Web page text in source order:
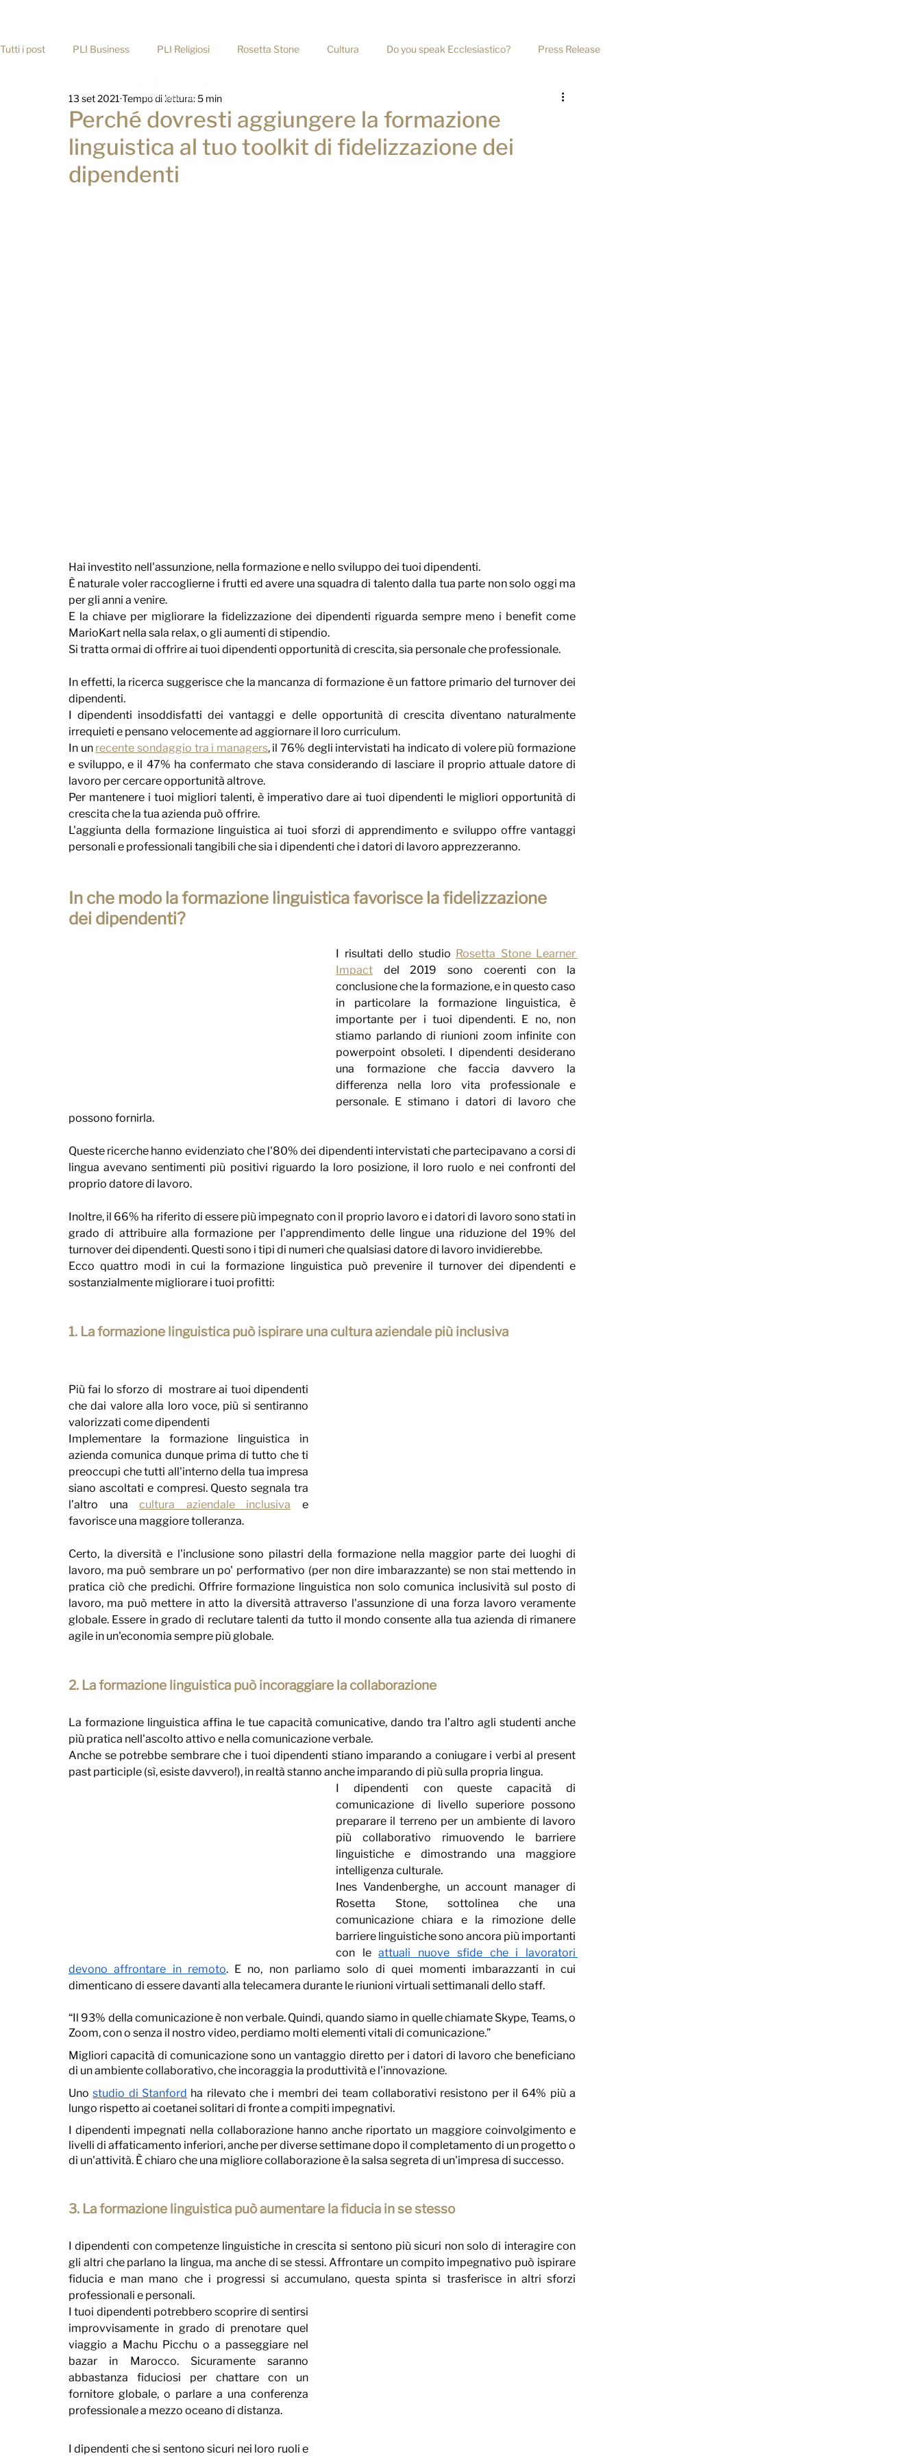
Tutti i post PLI Business PLI Religiosi Rosetta Stone Cultura Do you speak Ecclesiastico? Press Release
Consigli pratici
Perché dovresti aggiungere la formazione
linguistica al tuo toolkit di fidelizzazione dei
dipendenti
13 set 2021 Tempo di lettura: 5 min
Hai investito nell'assunzione, nella formazione e nello sviluppo dei tuoi dipendenti.
È naturale voler raccoglierne i frutti ed avere una squadra di talento dalla tua parte non solo oggi ma
per gli anni a venire.
E la chiave per migliorare la fidelizzazione dei dipendenti riguarda sempre meno i benefit come
MarioKart nella sala relax, o gli aumenti di stipendio.
Si tratta ormai di offrire ai tuoi dipendenti opportunità di crescita, sia personale che professionale.
In effetti, la ricerca suggerisce che la mancanza di formazione è un fattore primario del turnover dei
dipendenti.
I dipendenti insoddisfatti dei vantaggi e delle opportunità di crescita diventano naturalmente
irrequieti e pensano velocemente ad aggiornare il loro curriculum.
In un recente sondaggio tra i managers, il 76% degli intervistati ha indicato di volere più formazione
e sviluppo, e il 47% ha confermato che stava considerando di lasciare il proprio attuale datore di
lavoro per cercare opportunità altrove.
Per mantenere i tuoi migliori talenti, è imperativo dare ai tuoi dipendenti le migliori opportunità di
crescita che la tua azienda può offrire.
L'aggiunta della formazione linguistica ai tuoi sforzi di apprendimento e sviluppo offre vantaggi
personali e professionali tangibili che sia i dipendenti che i datori di lavoro apprezzeranno.
In che modo la formazione linguistica favorisce la fidelizzazione
dei dipendenti?
I risultati dello studio Rosetta Stone Learner
Impact del 2019 sono coerenti con la
conclusione che la formazione, e in questo caso
in particolare la formazione linguistica, è
importante per i tuoi dipendenti. E no, non
stiamo parlando di riunioni zoom infinite con
powerpoint obsoleti. I dipendenti desiderano
una formazione che faccia davvero la
differenza nella loro vita professionale e
personale. E stimano i datori di lavoro che
possono fornirla.
Queste ricerche hanno evidenziato che l'80% dei dipendenti intervistati che partecipavano a corsi di
lingua avevano sentimenti più positivi riguardo la loro posizione, il loro ruolo e nei confronti del
proprio datore di lavoro.
Inoltre, il 66% ha riferito di essere più impegnato con il proprio lavoro e i datori di lavoro sono stati in
grado di attribuire alla formazione per l'apprendimento delle lingue una riduzione del 19% del
turnover dei dipendenti. Questi sono i tipi di numeri che qualsiasi datore di lavoro invidierebbe.
Ecco quattro modi in cui la formazione linguistica può prevenire il turnover dei dipendenti e
sostanzialmente migliorare i tuoi profitti:
1. La formazione linguistica può ispirare una cultura aziendale più inclusiva
Più fai lo sforzo di  mostrare ai tuoi dipendenti
che dai valore alla loro voce, più si sentiranno
valorizzati come dipendenti
Implementare la formazione linguistica in
azienda comunica dunque prima di tutto che ti
preoccupi che tutti all'interno della tua impresa
siano ascoltati e compresi. Questo segnala tra
l’altro una cultura aziendale inclusiva e
favorisce una maggiore tolleranza.
Certo, la diversità e l'inclusione sono pilastri della formazione nella maggior parte dei luoghi di
lavoro, ma può sembrare un po' performativo (per non dire imbarazzante) se non stai mettendo in
pratica ciò che predichi. Offrire formazione linguistica non solo comunica inclusività sul posto di
lavoro, ma può mettere in atto la diversità attraverso l'assunzione di una forza lavoro veramente
globale. Essere in grado di reclutare talenti da tutto il mondo consente alla tua azienda di rimanere
agile in un'economia sempre più globale.
2. La formazione linguistica può incoraggiare la collaborazione
La formazione linguistica affina le tue capacità comunicative, dando tra l’altro agli studenti anche
più pratica nell'ascolto attivo e nella comunicazione verbale.
Anche se potrebbe sembrare che i tuoi dipendenti stiano imparando a coniugare i verbi al present
past participle (sì, esiste davvero!), in realtà stanno anche imparando di più sulla propria lingua.
I dipendenti con queste capacità di
comunicazione di livello superiore possono
preparare il terreno per un ambiente di lavoro
più collaborativo rimuovendo le barriere
linguistiche e dimostrando una maggiore
intelligenza culturale.
Ines Vandenberghe, un account manager di
Rosetta Stone, sottolinea che una
comunicazione chiara e la rimozione delle
barriere linguistiche sono ancora più importanti
con le attuali nuove sfide che i lavoratori
devono affrontare in remoto. E no, non parliamo solo di quei momenti imbarazzanti in cui
dimenticano di essere davanti alla telecamera durante le riunioni virtuali settimanali dello staff.
“Il 93% della comunicazione è non verbale. Quindi, quando siamo in quelle chiamate Skype, Teams, o
Zoom, con o senza il nostro video, perdiamo molti elementi vitali di comunicazione.”
Migliori capacità di comunicazione sono un vantaggio diretto per i datori di lavoro che beneficiano
di un ambiente collaborativo, che incoraggia la produttività e l'innovazione.
Uno studio di Stanford ha rilevato che i membri dei team collaborativi resistono per il 64% più a
lungo rispetto ai coetanei solitari di fronte a compiti impegnativi.
I dipendenti impegnati nella collaborazione hanno anche riportato un maggiore coinvolgimento e
livelli di affaticamento inferiori, anche per diverse settimane dopo il completamento di un progetto o
di un'attività. È chiaro che una migliore collaborazione è la salsa segreta di un'impresa di successo.
3. La formazione linguistica può aumentare la fiducia in se stesso
I dipendenti con competenze linguistiche in crescita si sentono più sicuri non solo di interagire con
gli altri che parlano la lingua, ma anche di se stessi. Affrontare un compito impegnativo può ispirare
fiducia e man mano che i progressi si accumulano, questa spinta si trasferisce in altri sforzi
professionali e personali.
I tuoi dipendenti potrebbero scoprire di sentirsi
improvvisamente in grado di prenotare quel
viaggio a Machu Picchu o a passeggiare nel
bazar in Marocco. Sicuramente saranno
abbastanza fiduciosi per chattare con un
fornitore globale, o parlare a una conferenza
professionale a mezzo oceano di distanza.
I dipendenti che si sentono sicuri nei loro ruoli e